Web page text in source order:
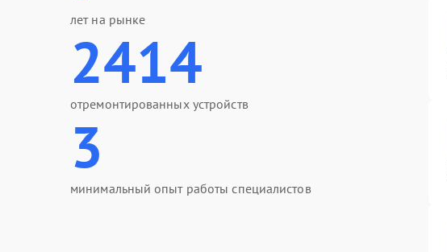
лет на рынке
2414
отремонтированных устройств
3
минимальный опыт работы специалистов